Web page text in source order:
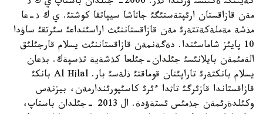
مةن قازاقستان ارئپتةستئگئ جاثاشا سيپاتقا كوشتئ. ي ك ذ-عا
مذشة مةملةكةتتةرئ مةن قازاقستاننئث اراسئنداعئ سئرتقئ ساؤدا
10 پايئز شاماسئندا. دةگةنمةن قازاقستاننئث يسلام قارجئلئق
الةمئمةن بايلانئسئ جئلدان-جئلعا كذشةية تذسپةك. بذعان
يسلام بانكتةرئ تاراپئنان قوماقتئ ذلةسئ بار. Al Hіlal بانكئ
قازاقستاندا قازئرگئ تاثدا ءئرئ كاسئپورئندارمةن، بيزنةس
وكئلدةرئمةن جذمئس ئستةؤدة. ال 2013 -جئلدان باستاپ،